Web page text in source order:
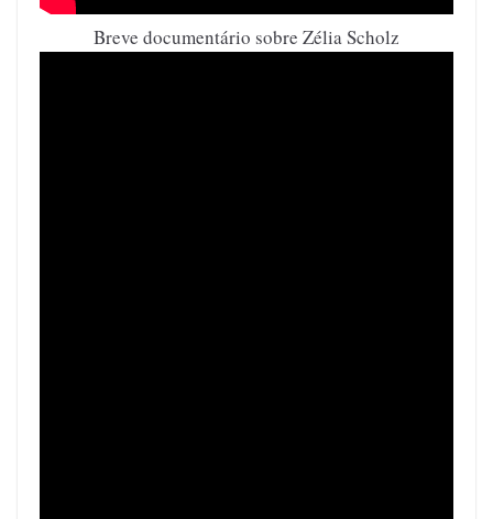
Breve documentário sobre Zélia Scholz